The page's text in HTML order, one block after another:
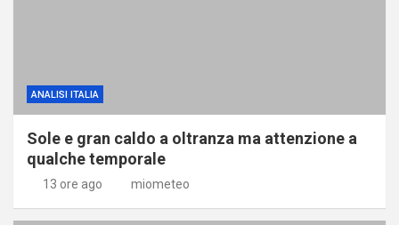
ANALISI ITALIA
Sole e gran caldo a oltranza ma attenzione a
qualche temporale
13 ore ago miometeo